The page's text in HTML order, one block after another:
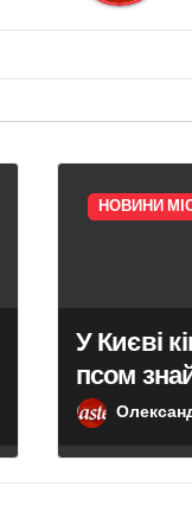
НОВИНИ
У Києві
псом
школярку